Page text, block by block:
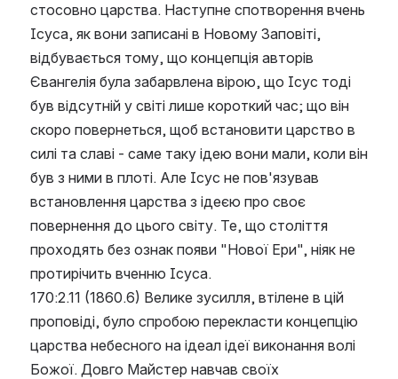
стосовно царства. Наступне спотворення вчень
Ісуса, як вони записані в Новому Заповіті,
відбувається тому, що концепція авторів
Євангелія була забарвлена вірою, що Ісус тоді
був відсутній у світі лише короткий час; що він
скоро повернеться, щоб встановити царство в
силі та славі - саме таку ідею вони мали, коли він
був з ними в плоті. Але Ісус не пов'язував
встановлення царства з ідеєю про своє
повернення до цього світу. Те, що століття
проходять без ознак появи "Нової Ери", ніяк не
протирічить вченню Ісуса.
170:2.11 (1860.6) Велике зусилля, втілене в цій
проповіді, було спробою перекласти концепцію
царства небесного на ідеал ідеї виконання волі
Божої. Довго Майстер навчав своїх